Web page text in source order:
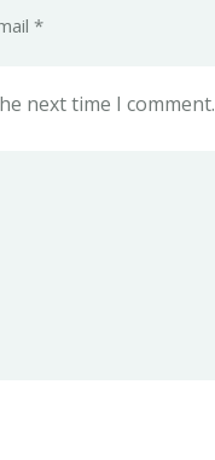
next time I comment.